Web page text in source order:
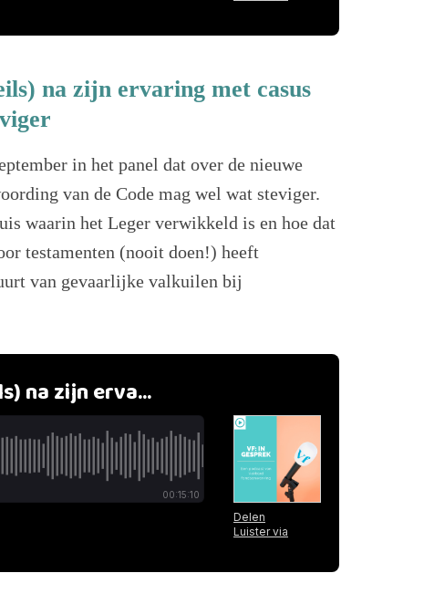
na zijn ervaring met casus
in het panel dat over de nieuwe
van de Code mag wel wat steviger.
waarin het Leger verwikkeld is en hoe dat
testamenten (nooit doen!) heeft
van gevaarlijke valkuilen bij